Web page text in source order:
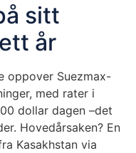
sitt
år
oppover Suezmax-
med rater i
dollar dagen –det
Hovedårsaken? En
Kasakhstan via